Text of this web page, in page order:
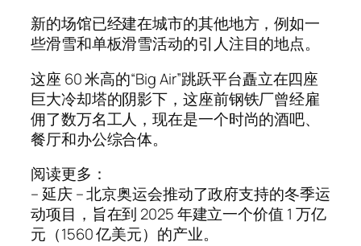
新的场馆已经建在城市的其他地方，例如一
些滑雪和单板滑雪活动的引人注目的地点。
这座 60 米高的“Big Air”跳跃平台矗立在四座
巨大冷却塔的阴影下，这座前钢铁厂曾经雇
佣了数万名工人，现在是一个时尚的酒吧、
餐厅和办公综合体。
阅读更多：
– 延庆 – 北京奥运会推动了政府支持的冬季运
动项目，旨在到 2025 年建立一个价值 1 万亿
元（1560 亿美元）的产业。